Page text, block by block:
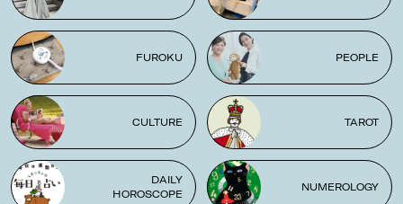
FUROKU PEOPLE
CULTURE TAROT
DAILY
HOROSCOPE
NUMEROLOGY